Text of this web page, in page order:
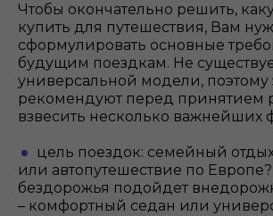
Чтобы окончательно решить,
купить для путешествия, Вам
сформулировать основные
будущим поездкам. Не
универсальной модели, поэтому
рекомендуют перед принятием
взвесить несколько важнейших
цель поездок: семейный
или автопутешествие по
бездорожья подойдет
– комфортный седан или